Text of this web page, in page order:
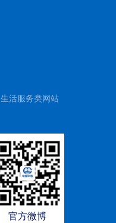
生活服务类网站
官方微博